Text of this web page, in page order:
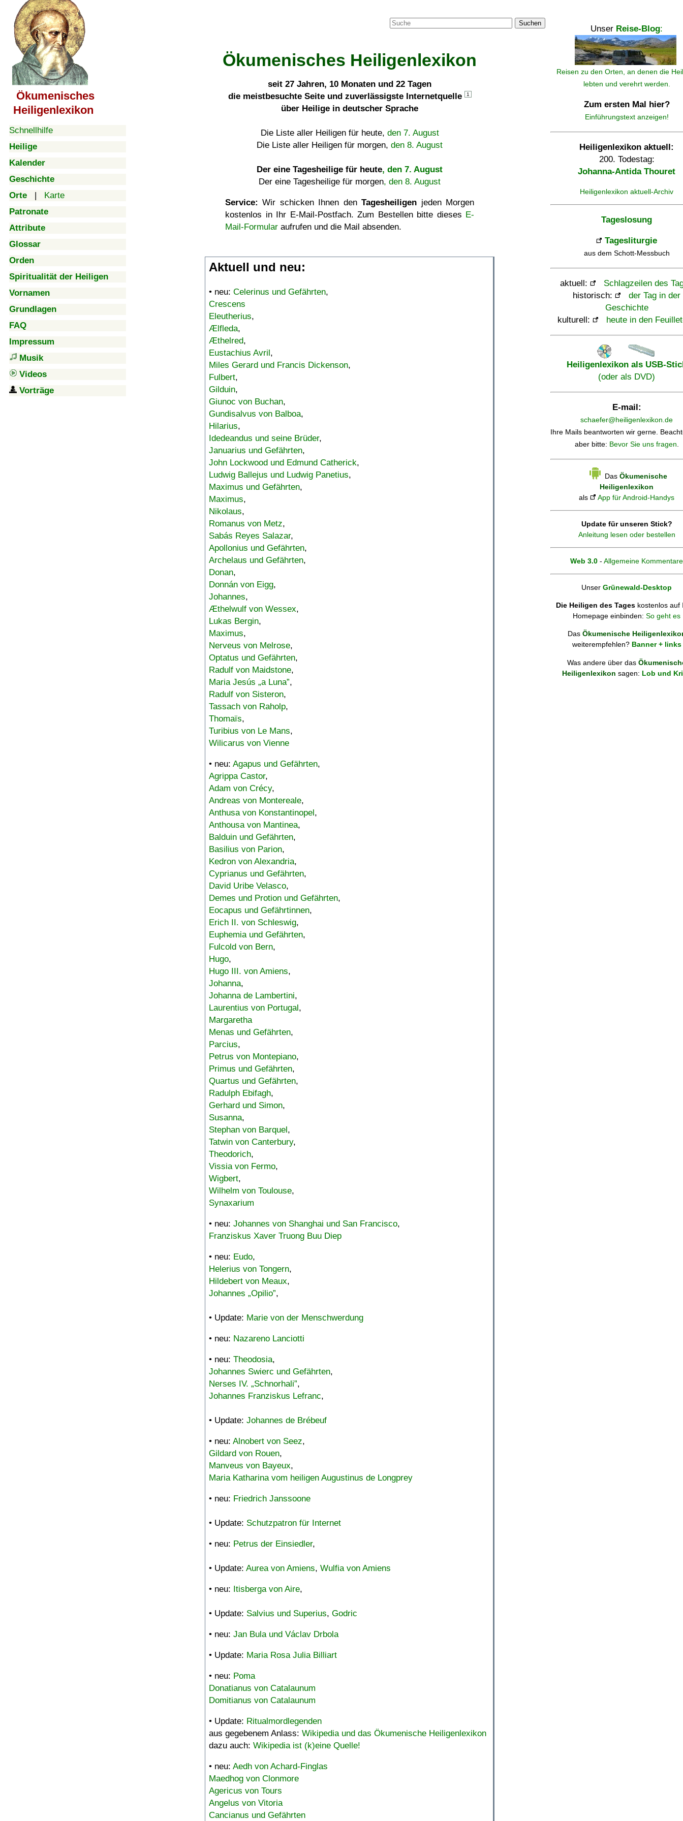
Ökumenisches
Heiligenlexikon
Schnellhilfe
Heilige
Kalender
Geschichte
Orte | Karte
Patronate
Attribute
Glossar
Orden
Spiritualität der Heiligen
Vornamen
Grundlagen
FAQ
Impressum
Musik
Videos
Vorträge
Suchen
Ökumenisches Heiligenlexikon
seit 27 Jahren, 10 Monaten und 22 Tagen
die meistbesuchte Seite und zuverlässigste Internetquelle
1
über Heilige in deutscher Sprache
Die Liste aller Heiligen für heute, den 7. August
Die Liste aller Heiligen für morgen, den 8. August
Der eine Tagesheilige für heute, den 7. August
Der eine Tagesheilige für morgen, den 8. August
Service: Wir schicken Ihnen denTagesheiligen jeden Morgen
kostenlos in Ihr E-Mail-Postfach. Zum Bestellen bitte dieses E-
Mail-Formular aufrufen und die Mail absenden.
Aktuell und neu:
• neu: Celerinus und Gefährten,
Crescens
Eleutherius,
Ælfleda,
Æthelred,
Eustachius Avril,
Miles Gerard und Francis Dickenson,
Fulbert,
Gilduin,
Giunoc von Buchan,
Gundisalvus von Balboa,
Hilarius,
Idedeandus und seine Brüder,
Januarius und Gefährten,
John Lockwood und Edmund Catherick,
Ludwig Ballejus und Ludwig Panetius,
Maximus und Gefährten,
Maximus,
Nikolaus,
Romanus von Metz,
Sabás Reyes Salazar,
Apollonius und Gefährten,
Archelaus und Gefährten,
Donan,
Donnán von Eigg,
Johannes,
Æthelwulf von Wessex,
Lukas Bergin,
Maximus,
Nerveus von Melrose,
Optatus und Gefährten,
Radulf von Maidstone,
Maria Jesús „a Luna”,
Radulf von Sisteron,
Tassach von Raholp,
Thomaïs,
Turibius von Le Mans,
Wilicarus von Vienne
• neu: Agapus und Gefährten,
Agrippa Castor,
Adam von Crécy,
Andreas von Montereale,
Anthusa von Konstantinopel,
Anthousa von Mantinea,
Balduin und Gefährten,
Basilius von Parion,
Kedron von Alexandria,
Cyprianus und Gefährten,
David Uribe Velasco,
Demes und Protion und Gefährten,
Eocapus und Gefährtinnen,
Erich II. von Schleswig,
Euphemia und Gefährten,
Fulcold von Bern,
Hugo,
Hugo III. von Amiens,
Johanna,
Johanna de Lambertini,
Laurentius von Portugal,
Margaretha
Menas und Gefährten,
Parcius,
Petrus von Montepiano,
Primus und Gefährten,
Quartus und Gefährten,
Radulph Ebifagh,
Gerhard und Simon,
Susanna,
Stephan von Barquel,
Tatwin von Canterbury,
Theodorich,
Vissia von Fermo,
Wigbert,
Wilhelm von Toulouse,
Synaxarium
• neu: Johannes von Shanghai und San Francisco,
Franziskus Xaver Truong Buu Diep
• neu: Eudo,
Helerius von Tongern,
Hildebert von Meaux,
Johannes „Opilio”,
• Update: Marie von der Menschwerdung
• neu: Nazareno Lanciotti
• neu: Theodosia,
Johannes Swierc und Gefährten,
Nerses IV. „Schnorhali”,
Johannes Franziskus Lefranc,
• Update: Johannes de Brébeuf
• neu: Alnobert von Seez,
Gildard von Rouen,
Manveus von Bayeux,
Maria Katharina vom heiligen Augustinus de Longprey
• neu: Friedrich Janssoone
• Update: Schutzpatron für Internet
• neu: Petrus der Einsiedler,
• Update: Aurea von Amiens, Wulfia von Amiens
• neu: Itisberga von Aire,
• Update: Salvius und Superius, Godric
• neu: Jan Bula und Václav Drbola
• Update: Maria Rosa Julia Billiart
• neu: Poma
Donatianus von Catalaunum
Domitianus von Catalaunum
• Update: Ritualmordlegenden
aus gegebenem Anlass: Wikipedia und das Ökumenische Heiligenlexikon
dazu auch: Wikipedia ist (k)eine Quelle!
• neu: Aedh von Achard-Finglas
Maedhog von Clonmore
Agericus von Tours
Angelus von Vitoria
Cancianus und Gefährten
Unser Reise-Blog:
Reisen zu den Orten, an denen die
lebten und verehrt werden.
Zum ersten Mal hier?
Einführungstext anzeigen!
Heiligenlexikon aktuell:
200. Todestag:
Johanna-Antida Thouret
Heiligenlexikon aktuell-Archiv
Tageslosung
Tagesliturgie
aus dem Schott-Messbuch
aktuell:
Schlagzeilen des
historisch:
der Tag in der
Geschichte
kulturell:
heute in den
Heiligenlexikon als USB-
(oder als DVD)
E-mail:
schaefer@heiligenlexikon.de
Ihre Mails beantworten wir gerne.
aber bitte: Bevor Sie uns fragen.
Das Ökumenische
Heiligenlexikon
als
App für Android-Handys
Update für unseren Stick?
Anleitung lesen oder bestellen
Web 3.0 - Allgemeine Kommentare
Unser Grünewald-Desktop
Die Heiligen des Tages kostenlos auf
Homepage einbinden: So geht es
Das Ökumenische
weiterempfehlen? Banner + links
Was andere über das
Heiligenlexikon sagen: Lob und